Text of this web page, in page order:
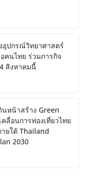
อุปกรณ์วิทยาศาสตร์
อคนไทย ร่วมภารกิจ
สิงหาคมนี้
นหน้าสร้าง Green
ลื่อนการท่องเที่ยวไทย
ยใต้ Thailand
2030